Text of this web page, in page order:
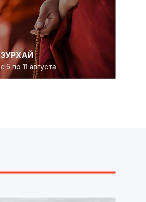
ЗУРХАЙ
с 5 по 11 августа